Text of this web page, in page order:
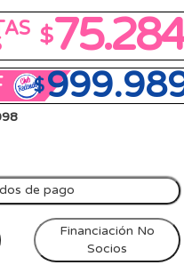
$
$
de pago
Financiación No
Socios